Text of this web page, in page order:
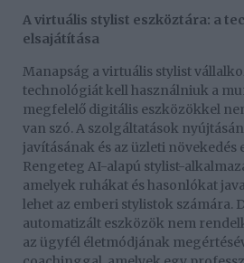
A virtuális stylist eszköztára: a
elsajátítása
Manapság a virtuális stylist
technológiát kell használniuk a
megfelelő digitális eszközökkel
van szó. A szolgáltatások
javításának és az üzleti növekedés
Rengeteg AI-alapú stylist-
amelyek ruhákat és hasonlókat
lehet az emberi stylistok számára.
automatizált eszközök nem
az ügyfél életmódjának